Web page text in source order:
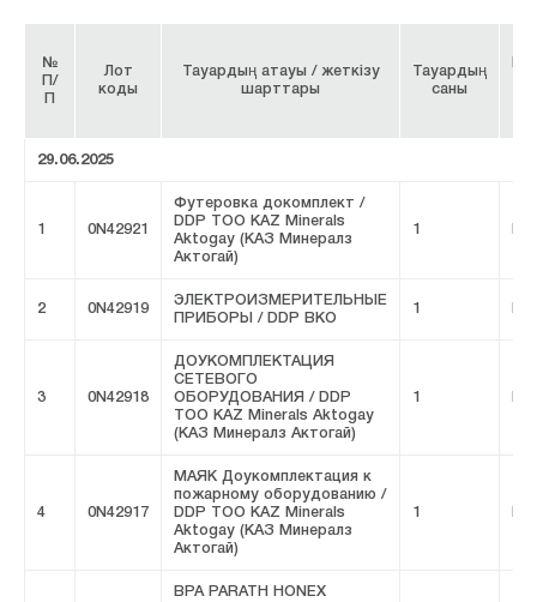
№
П/
П
Лот
коды
Тауардың атауы / жеткізу
шарттары
Тауардың
саны
29.06.2025
1 0N42921
Футеровка докомплект /
DDP ТОО KAZ Minerals
Aktogay (КАЗ Минералз
Актогай)
1
2 0N42919
ЭЛЕКТРОИЗМЕРИТЕЛЬНЫЕ
ПРИБОРЫ / DDP ВКО
1
3 0N42918
ДОУКОМПЛЕКТАЦИЯ
СЕТЕВОГО
ОБОРУДОВАНИЯ / DDP
ТОО KAZ Minerals Aktogay
(КАЗ Минералз Актогай)
1
4 0N42917
МАЯК Доукомплектация к
пожарному оборудованию /
DDP ТОО KAZ Minerals
Aktogay (КАЗ Минералз
Актогай)
1
BPA PARATH HONEX